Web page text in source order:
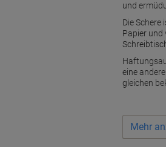
und
Die
Papier und
eine
gleichen
Wird oft
Mehr